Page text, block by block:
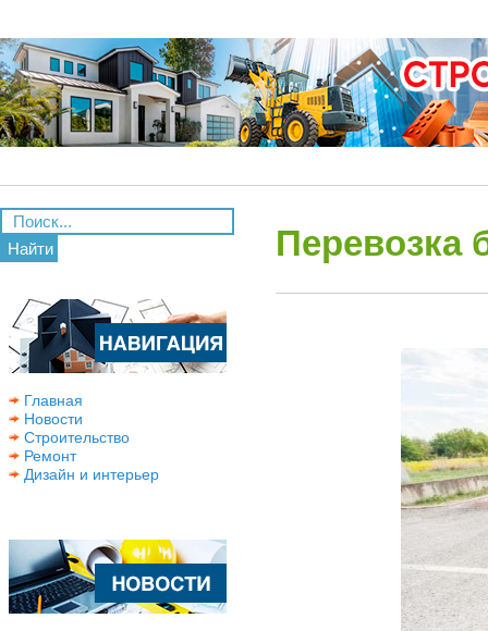
Найти
Главная
Новости
Строительство
Ремонт
Дизайн и интерьер
Перевозка